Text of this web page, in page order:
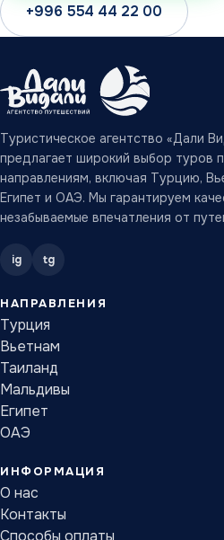
+996 554 44 22 00
Туристическое агентство «Дали
предлагает широкий выбор туров
направлениям, включая Турцию,
Египет и ОАЭ. Мы гарантируем
незабываемые впечатления от
ig tg
НАПРАВЛЕНИЯ
Турция
Вьетнам
Таиланд
Мальдивы
Египет
ОАЭ
ИНФОРМАЦИЯ
О нас
Контакты
Способы оплаты